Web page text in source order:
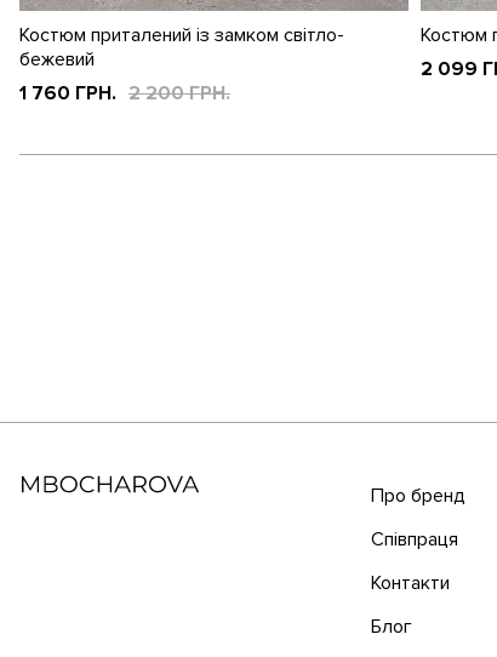
Костюм приталений із замком світло-
бежевий
1 760 ГРН. 2 200 ГРН.
Костюм
2 099
Про бренд
Співпраця
Контакти
Блог